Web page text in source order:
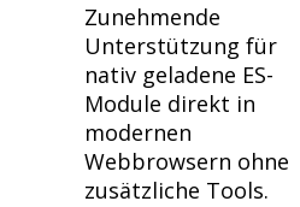
Zunehmende
Unterstützung für
nativ geladene ES-
Module direkt in
modernen
Webbrowsern ohne
zusätzliche Tools.